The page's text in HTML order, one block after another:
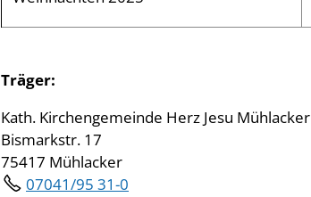
Träger:
Kath. Kirchengemeinde Herz Jesu Mühlacker
Bismarkstr. 17
75417 Mühlacker
07041/95 31-0